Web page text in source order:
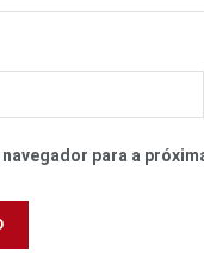
para a